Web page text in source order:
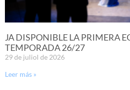
JA DISPONIBLE LA PRIMERA
TEMPORADA 26/27
29 de juliol de 2026
Leer más »